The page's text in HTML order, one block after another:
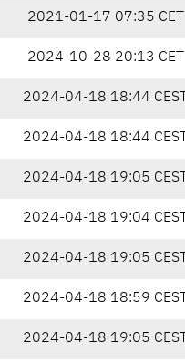
2021-01-17 07:35 CET
2024-10-28 20:13 CET
2024-04-18 18:44 CEST
2024-04-18 18:44 CEST
2024-04-18 19:05 CEST
2024-04-18 19:04 CEST
2024-04-18 19:05 CEST
2024-04-18 18:59 CEST
2024-04-18 19:05 CEST